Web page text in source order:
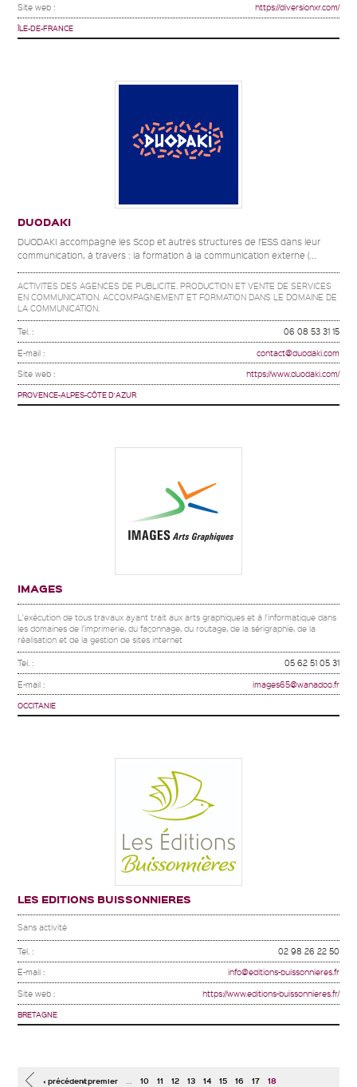
Site web : https://diversionxr.com/
ÎLE-DE-FRANCE
DUODAKI
DUODAKI accompagne les Scop et autres structures de l’ESS dans leur
communication, à travers : la formation à la communication externe (...
ACTIVITES DES AGENCES DE PUBLICITE. PRODUCTION ET VENTE DE SERVICES
EN COMMUNICATION. ACCOMPAGNEMENT ET FORMATION DANS LE DOMAINE DE
LA COMMUNICATION.
Tel. : 06 08 53 31 15
E-mail : contact@duodaki.com
Site web : https://www.duodaki.com/
PROVENCE-ALPES-CÔTE D'AZUR
IMAGES
L'exécution de tous travaux ayant trait aux arts graphiques et à l'informatique dans
les domaines de l'imprimerie, du façonnage, du routage, de la sérigraphie, de la
réalisation et de la gestion de sites internet
Tel. : 05 62 51 05 31
E-mail : images65@wanadoo.fr
OCCITANIE
LES EDITIONS BUISSONNIERES
Sans activité
Tel. : 02 98 26 22 50
E-mail : info@editions-buissonnieres.fr
Site web : https://www.editions-buissonnieres.fr/
BRETAGNE
Pages
« premier
‹ précédent 10 11 12 13 14 15 16 17 18